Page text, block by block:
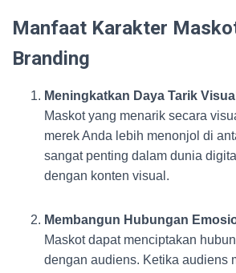
Manfaat Karakter
Branding
Meningkatkan Daya Tarik Visual
Maskot yang menarik secara
merek Anda lebih menonjol di
sangat penting dalam dunia
dengan konten visual.
Membangun Hubungan
Maskot dapat menciptakan
dengan audiens. Ketika audiens